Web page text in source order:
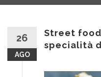
26
AGO
Street
specialità